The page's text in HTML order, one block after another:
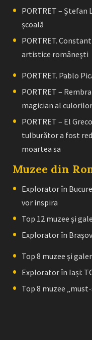
PORTRET – Ştefan
școală
PORTRET.
artistice româneşti
PORTRET. Pablo
PORTRET –
magician al culorilor
PORTRET – El
tulburător a fost
moartea sa
Muzee din
Explorator în
vor inspira
Top 12 muzee și
Explorator în
Top 8 muzee și
Explorator în Iași:
Top 8 muzee